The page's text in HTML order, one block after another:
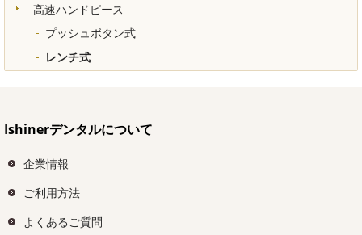
高速ハンドピース
プッシュボタン式
レンチ式
Ishinerデンタルについて
企業情報
ご利用方法
よくあるご質問